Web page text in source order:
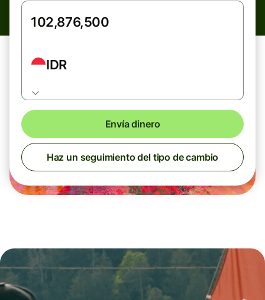
IDR
Envía dinero
Haz un seguimiento del tipo de cambio